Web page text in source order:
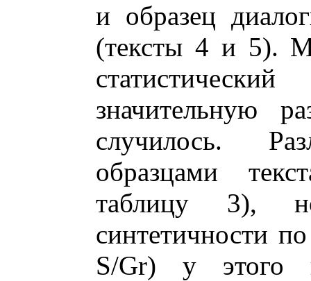
и образец
(тексты 4 и 5).
значительную
случилось.
образцами
таблицу 3),
синтетичности
S/Gr) у этого